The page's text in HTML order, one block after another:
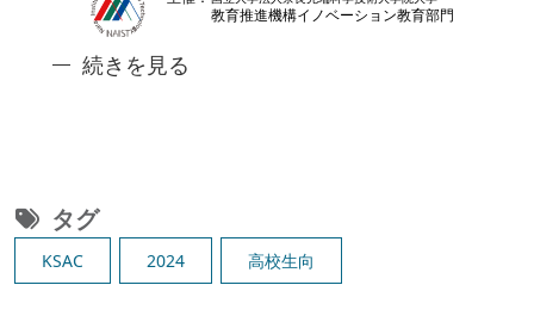
奈良先端ジュニアアントレ講座2: 食のイノベ
続きを見る
タグ
KSAC 2024 高校生向